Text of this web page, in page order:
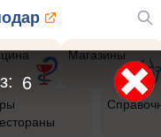
Магазины
6